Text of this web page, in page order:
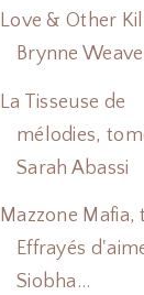
Love & Other
Brynne
La Tisseuse de
mélodies,
Sarah Abassi
Mazzone Mafia,
Effrayés
Siobha...